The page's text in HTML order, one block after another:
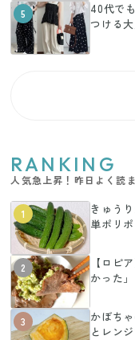
5
40代で
つける
RANKING
人気急上昇！昨日よく読
1
きゅう
単ポリ
2
【ロピ
かった
3
かぼち
とレン